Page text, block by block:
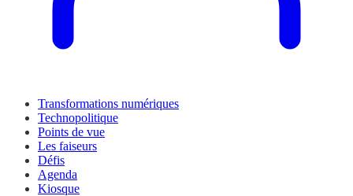
Transformations numériques
Technopolitique
Points de vue
Les faiseurs
Défis
Agenda
Kiosque